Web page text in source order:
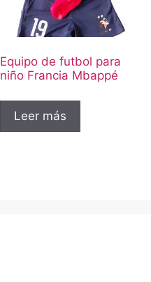
Equipo de futbol para
niño Francia Mbappé
Leer más